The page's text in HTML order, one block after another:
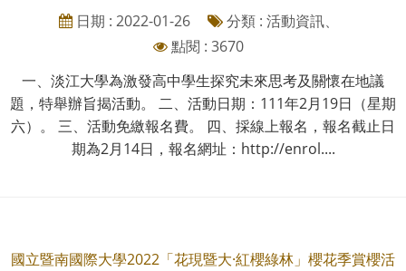
日期 : 2022-01-26
分類 : 活動資訊、
點閱 : 3670
一、淡江大學為激發高中學生探究未來思考及關懷在地議
題，特舉辦旨揭活動。 二、活動日期：111年2月19日（星期
六）。 三、活動免繳報名費。 四、採線上報名，報名截止日
期為2月14日，報名網址：http://enrol....
國立暨南國際大學2022「花現暨大·紅櫻綠林」櫻花季賞櫻活